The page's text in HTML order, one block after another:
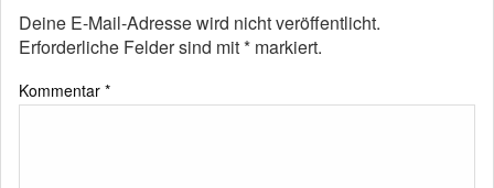
Deine E-Mail-Adresse wird nicht veröffentlicht.
Erforderliche Felder sind mit* markiert.
Kommentar *